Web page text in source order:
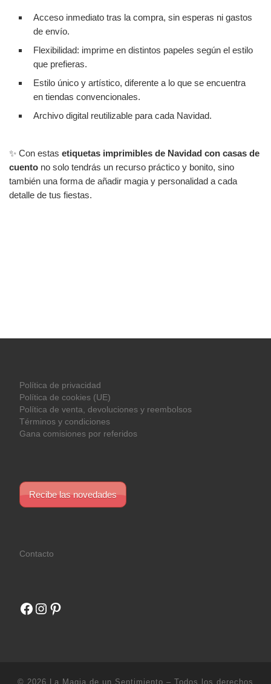
Acceso inmediato tras la compra, sin esperas ni gastos
de envío.
Flexibilidad: imprime en distintos papeles según el estilo
que prefieras.
Estilo único y artístico, diferente a lo que se encuentra
en tiendas convencionales.
Archivo digital reutilizable para cada Navidad.
✨ Con estas etiquetas imprimibles de Navidad con casas de
cuento no solo tendrás un recurso práctico y bonito, sino
también una forma de añadir magia y personalidad a cada
detalle de tus fiestas.
Política de privacidad
Política de cookies (UE)
Política de venta, devoluciones y reembolsos
Términos y condiciones
Gana comisiones por referidos
Recibe las novedades
Contacto
Facebook
Instagram
Pinterest
© 2026 La Magia de un Sentimiento – Todos los derechos